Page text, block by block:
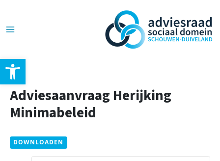
Toolbar openen
de
inhoud
Menu
Adviesaanvraag Herijking
Minimabeleid
DOWNLOADEN